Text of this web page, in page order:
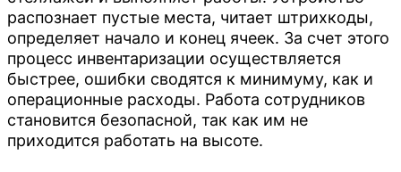
распознает пустые места, читает штрихкоды,
определяет начало и конец ячеек. За счет этого
процесс инвентаризации осуществляется
быстрее, ошибки сводятся к минимуму, как и
операционные расходы. Работа сотрудников
становится безопасной, так как им не
приходится работать на высоте.